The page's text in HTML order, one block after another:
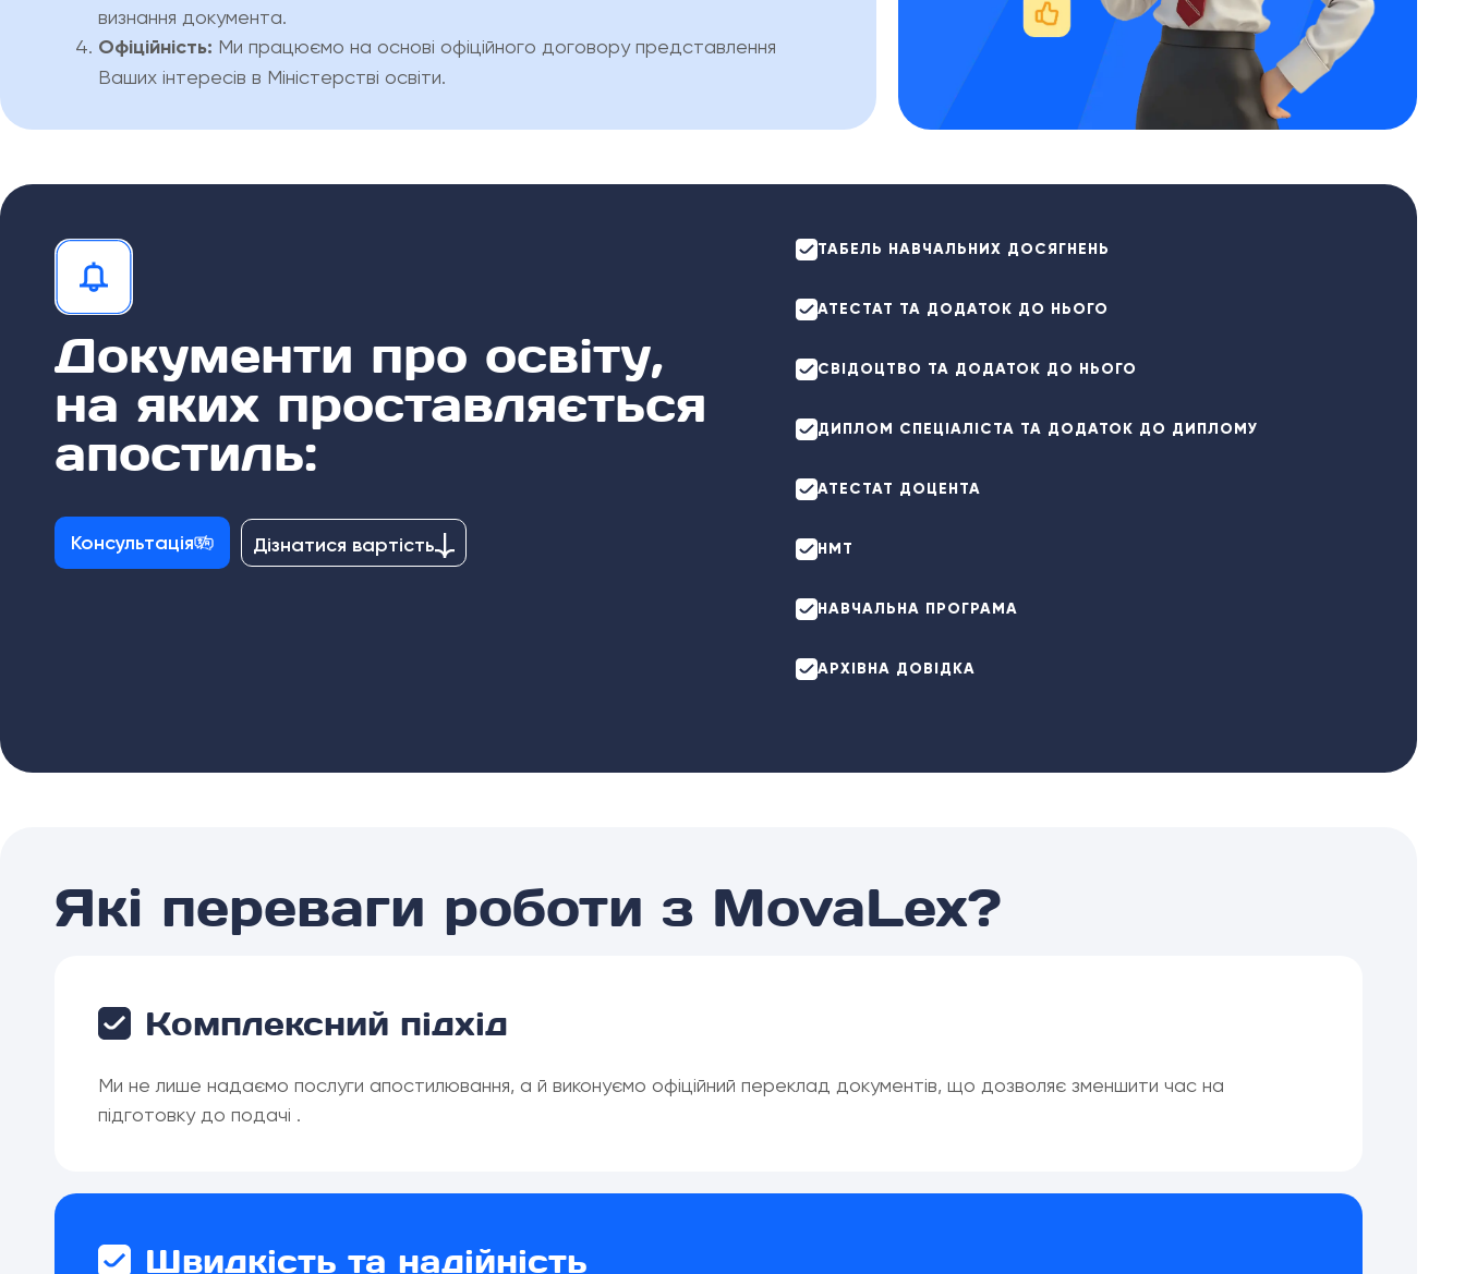
визнання документа.
Офіційність: Ми працюємо на основі офіційного договору представлення
Ваших інтересів в Міністерстві освіти.
Документи про освіту,
на яких проставляється
апостиль:
Консультація Дізнатися вартість
ТАБЕЛЬ НАВЧАЛЬНИХ ДОСЯГНЕНЬ
АТЕСТАТ ТА ДОДАТОК ДО НЬОГО
СВІДОЦТВО ТА ДОДАТОК ДО НЬОГО
ДИПЛОМ СПЕЦІАЛІСТА ТА ДОДАТОК ДО ДИПЛОМУ
АТЕСТАТ ДОЦЕНТА
НМТ
НАВЧАЛЬНА ПРОГРАМА
АРХІВНА ДОВІДКА
Які переваги роботи з MovaLex?
Комплексний підхід
Ми не лише надаємо послуги апостилювання, а й виконуємо офіційний переклад документів, що дозволяє зменшити час на
підготовку до подачі .
Швидкість та надійність